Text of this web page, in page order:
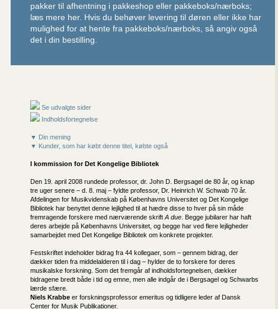
pakker til afhentning i pakkeshop eller pakkeboks/nærboks;
læs mere her. Hvis du behøver levering til døren eller ikke har
mulighed for at hente fra pakkeboks/nærboks, så angiv også
det i din bestilling.
Se udvalgte sider
Indholdsfortegnelse
▼ Din mening
▼ Kunder, som har købt denne titel, købte også
I kommission forDet Kongelige Bibliotek
Den 19. april 2008 rundede professor, dr. John D. Bergsagel de 80 år, og knap
tre uger senere – d. 8. maj – fyldte professor, Dr. Heinrich W. Schwab 70 år.
Afdelingen for Musikvidenskab på Københavns Universitet og Det Kongelige
Bibliotek har benyttet denne lejlighed til at hædre disse to hver på sin måde
fremragende forskere med nærværende skrift A due . Begge jubilarer har haft
deres arbejde på Københavns Universitet, og begge har ved flere lejligheder
samarbejdet med Det Kongelige Bibliotek om konkrete projekter.
Festskriftet indeholder bidrag fra 44 kollegaer, som – gennem bidrag, der
dækker tiden fra middelalderen til i dag – hylder de to forskere for deres
musikalske forskning. Som det fremgår af indholdsfortegnelsen, dækker
bidragene bredt både i tid og emne, men alle indgår de i Bergsagel og Schwarbs
lærde sfære.
Niels Krabbe er forskningsprofessor emeritus og tidligere leder af Dansk
Center for Musik Publikationer.